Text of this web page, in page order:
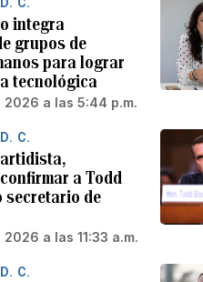
integra
grupos de
para lograr
tecnológica
2026 a las 5:44 p.m.
C.
a Todd
secretario de
a las 11:33 a.m.
C.